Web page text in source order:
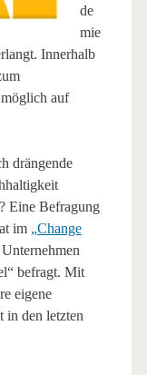
de
mie
Innerhalb
auf
drängende
Eine Befragung
im „Change
befragt. Mit
eigene
in den letzten